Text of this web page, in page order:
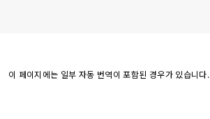
이 페이지에는 일부 자동 번역이 포함된 경우가 있습니다.